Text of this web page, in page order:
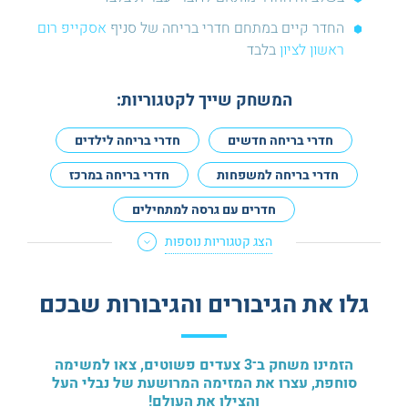
החדר קיים במתחם חדרי בריחה של סניף אסקייפ רום
ראשון לציוןבלבד
המשחק שייך לקטגוריות:
חדרי בריחה חדשים
חדרי בריחה לילדים
חדרי בריחה למשפחות
חדרי בריחה במרכז
חדרים עם גרסה למתחילים
חדרי בריחה לא מפחידים
מתאים לנשים בהריוןהצג קטגוריות נוספות
גלו את הגיבורים והגיבורות שבכם
הזמינו משחק ב־3 צעדים פשוטים, צאו למשימה
סוחפת, עצרו את המזימה המרושעת של נבלי העל
והצילו את העולם!